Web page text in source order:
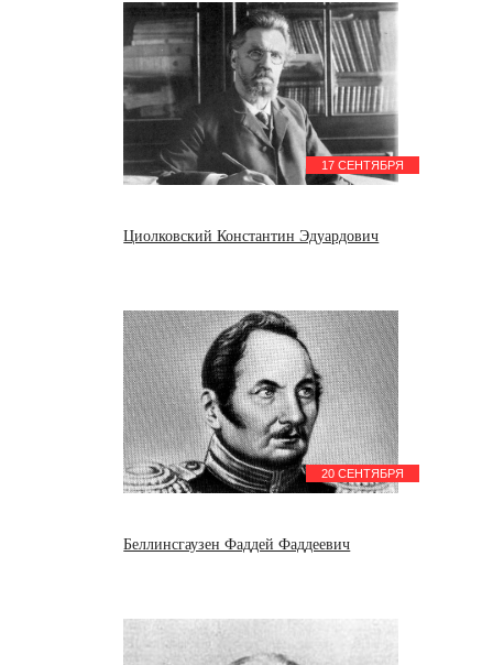
17 СЕНТЯБРЯ
Циолковский Константин Эдуардович
20 СЕНТЯБРЯ
Беллинсгаузен Фаддей Фаддеевич